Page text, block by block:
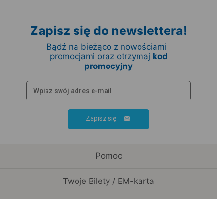
Zapisz się do newslettera!
Bądź na bieżąco z nowościami i
promocjami oraz otrzymaj kod
promocyjny
Zapisz się
Pomoc
Twoje Bilety / EM-karta